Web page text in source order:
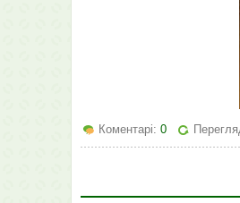
Коментарі: 0